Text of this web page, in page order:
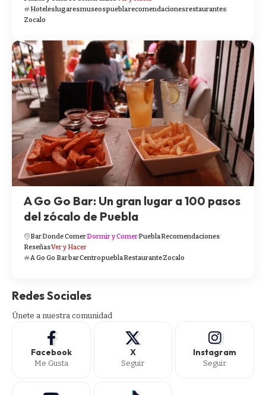
Hoteleslugaresmuseospueblarecomendacionesrestaurantes
Zocalo
A Go Go Bar: Un gran lugar a 100 pasos
del zócalo de Puebla
BarDonde ComerDormir y ComerPueblaRecomendaciones
ReseñasVer y Hacer
A Go Go BarbarCentropueblaRestauranteZocalo
Redes Sociales
Únete a nuestra comunidad
Facebook
Me Gusta
X
Seguir
Instagram
Seguir